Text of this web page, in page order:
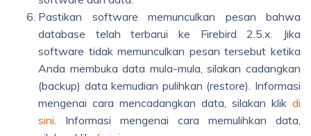
Pastikan software memunculkan pesan bahwa
database telah terbarui ke Firebird 2.5.x. Jika
software tidak memunculkan pesan tersebut ketika
Anda membuka data mula-mula, silakan cadangkan
(backup) data kemudian pulihkan (restore). Informasi
mengenai cara mencadangkan data, silakan klik di
sini. Informasi mengenai cara memulihkan data,